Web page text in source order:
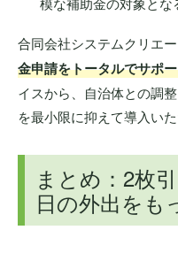
合同会社システムクリエ
金申請をトータルでサポ
イスから、自治体との調
を最小限に抑えて導入いた
まとめ：2枚
日の外出をも